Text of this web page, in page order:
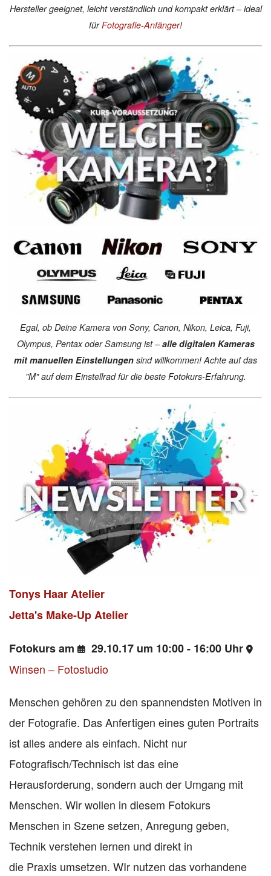
Hersteller geeignet, leicht verständlich und kompakt erklärt – ideal
fürFotografie-Anfänger!
Egal, ob Deine Kamera von Sony, Canon, Nikon, Leica, Fuji,
Olympus, Pentax oder Samsung ist –alle digitalen Kameras
mit manuellen Einstellungen sind willkommen! Achte auf das
"M" auf dem Einstellrad für die beste Fotokurs-Erfahrung.
Tonys Haar Atelier
Jetta's Make-Up Atelier
Fotokurs am
29.10.17 um 10:00 - 16:00 Uhr
Winsen – Fotostudio
Menschen gehören zu den spannendsten Motiven in
der Fotografie. Das Anfertigen eines guten Portraits
ist alles andere als einfach. Nicht nur
Fotografisch/Technisch ist das eine
Herausforderung, sondern auch der Umgang mit
Menschen. Wir wollen in diesem Fotokurs
Menschen in Szene setzen, Anregung geben,
Technik verstehen lernen und direkt in
die Praxis umsetzen. WIr nutzen das vorhandene